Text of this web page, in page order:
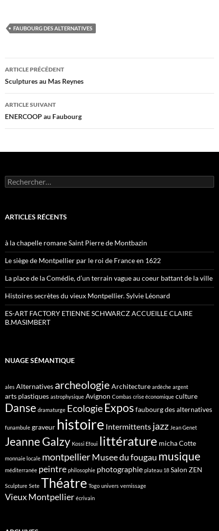
FAUBOURG DES ALTERNATIVES
Navigation
des
articles
ARTICLE PRÉCÉDENT
Sculptures au Mas Reynes
ARTICLE SUIVANT
ENERCOOP au Faubourg
Rechercher :
ARTICLES RÉCENTS
à la chapelle romane Saint Pierre de Montbazin
Le siège de Montpellier par le roi de France en 1622
La place de la Comédie, d’un terrain vague au coeur battant de la ville
Histoires secrètes du vieux Montpellier. Sylvie Léonard
ES-ART FACTORY ETIENNE SCHWARCZ ACCUEILLE CLAIRE
B.MASIMBERT
NUAGE SÉMANTIQUE
ales Alternatives archeologie Architecture ardèche argent
arts plastiques astrophysique Avignon Combas crise économique culture
Danse dramaturge Ecologie Expos faubourg des alternatives
funambule graveur histoire Intermittents jazz Jean Genet
Jeanne Galzy Kossi Efoui littérature micha Cotte
monnaie locale montpellierMusee du fougau musique
méditerranée peintre philosophie photographie plateau 18 Salon ZEN
Sculpture Sete Théatre Togo univers vernissage
Vieux Montpellier écrivain